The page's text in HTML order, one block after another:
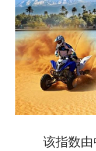
该指数